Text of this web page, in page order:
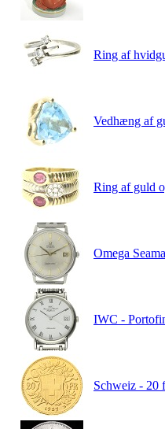
Ring af
Vedhæng af
Ring af guld
Omega
IWC -
Schweiz - 20